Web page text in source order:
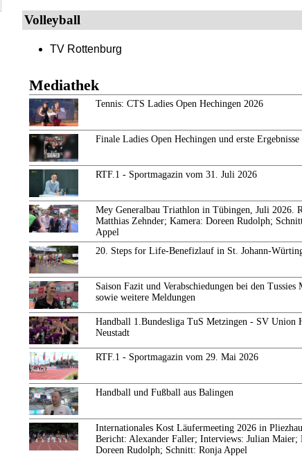
Volleyball
TV Rottenburg
Mediathek
Tennis: CTS Ladies Open Hechingen 2026
Finale Ladies Open Hechingen und erste Ergebnisse
RTF.1 - Sportmagazin vom 31. Juli 2026
Mey Generalbau Triathlon in Tübingen, Juli 2026.
Matthias Zehnder; Kamera: Doreen Rudolph;
Appel
20. Steps for Life-Benefizlauf in St. Johann-
Saison Fazit und Verabschiedungen bei den Tussies
sowie weitere Meldungen
Handball 1.Bundesliga TuS Metzingen - SV Union
Neustadt
RTF.1 - Sportmagazin vom 29. Mai 2026
Handball und Fußball aus Balingen
Internationales Kost Läufermeeting 2026 in
Bericht: Alexander Faller; Interviews: Julian Maier;
Doreen Rudolph; Schnitt: Ronja Appel